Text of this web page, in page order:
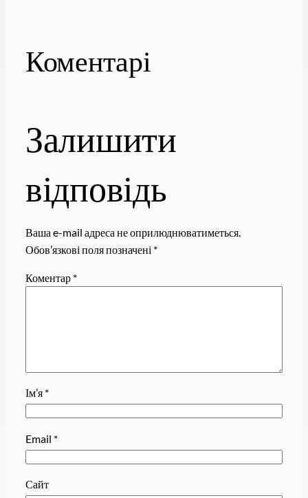
Коментарі
Залишити
відповідь
Ваша e-mail адреса не оприлюднюватиметься.
Обов’язкові поля позначені *
Коментар *
Ім’я *
Email *
Сайт